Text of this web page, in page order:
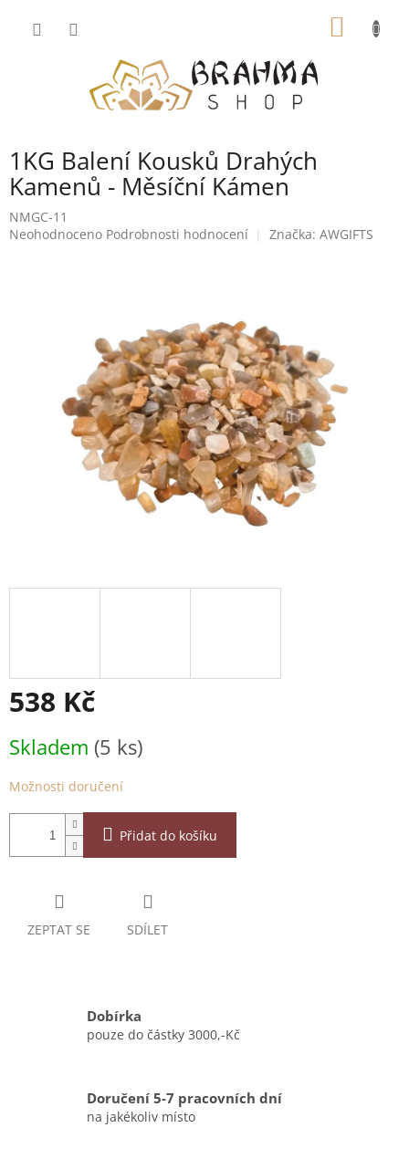
1KG Balení Kousků Drahých
Kamenů - Měsíční Kámen
NMGC-11
Průměrné
Neohodnoceno Podrobnosti hodnocení Značka: AWGIFTS
538 Kč
cena:
Skladem (5 ks)
Možnosti doručení
Přidat do košíku
ZEPTAT SE SDÍLET
Dobírka
pouze do částky 3000,-Kč
Doručení 5-7 pracovních dní
na jakékoliv místo